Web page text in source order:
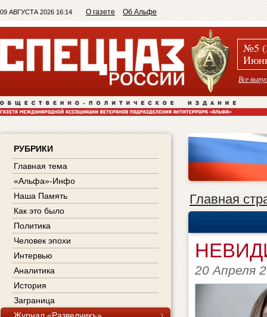
09 АВГУСТА 2026 16:14 О газете Об Альфе
№5
Все
РУБРИКИ
Главная тема
«Альфа»-Инфо
Наша Память
Как это было
Политика
Человек эпохи
Интервью
Аналитика
История
Заграница
Главная
20 Апреля